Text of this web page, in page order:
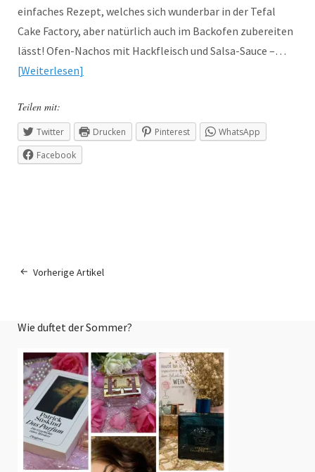
einfaches Rezept, welches sich wunderbar in der Tefal
Cake Factory, aber natürlich auch im Backofen zubereiten
lässt! Ofen-Nachos mit Hackfleisch und Salsa-Sauce –…
Weiterlesen
Teilen mit:
Twitter Drucken Pinterest
WhatsApp
Facebook
Vorherige Artikel
Wie duftet der Sommer?